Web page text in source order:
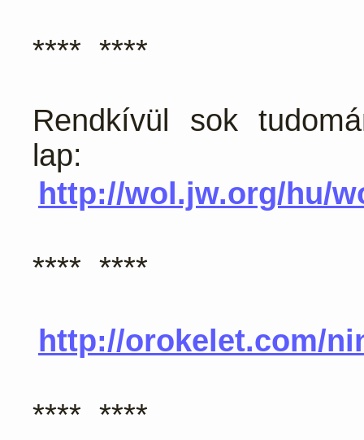
**** ****
Rendkívül sok
lap:
http://wol.jw.org/hu/
**** ****
http://orokelet.com/
**** ****